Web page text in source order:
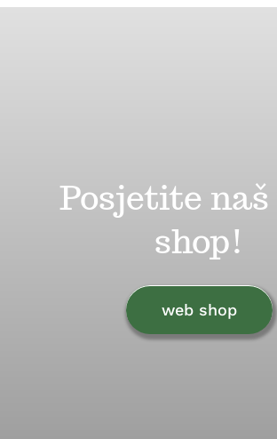
Posjetite naš
shop!
web shop